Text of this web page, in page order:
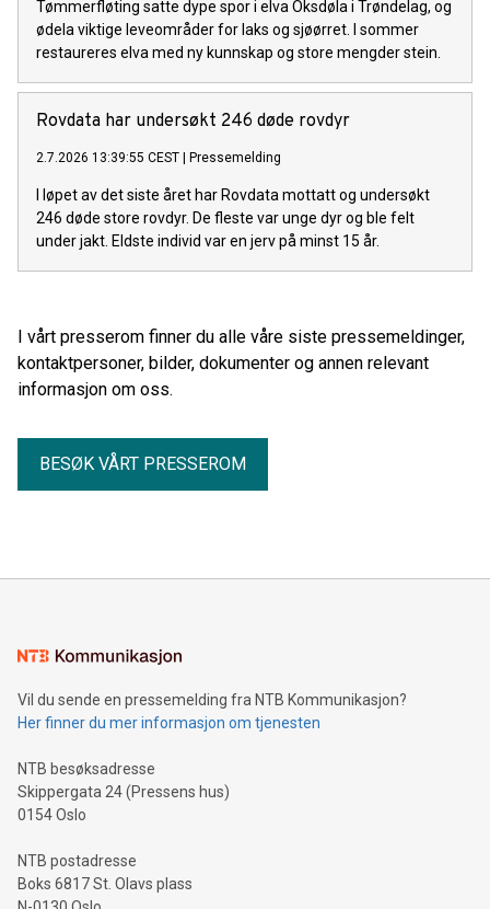
Tømmerfløting satte dype spor i elva Oksdøla i Trøndelag, og
ødela viktige leveområder for laks og sjøørret. I sommer
restaureres elva med ny kunnskap og store mengder stein.
Rovdata har undersøkt 246 døde rovdyr
2.7.2026 13:39:55 CEST Pressemelding
I løpet av det siste året har Rovdata mottatt og undersøkt
246 døde store rovdyr. De fleste var unge dyr og ble felt
under jakt. Eldste individ var en jerv på minst 15 år.
I vårt presserom finner du alle våre siste pressemeldinger,
kontaktpersoner, bilder, dokumenter og annen relevant
informasjon om oss.
BESØK VÅRT PRESSEROM
Vil du sende en pressemelding fra NTB Kommunikasjon?
Her finner du mer informasjon om tjenesten
NTB besøksadresse
Skippergata 24 (Pressens hus)
0154 Oslo
NTB postadresse
Boks 6817 St. Olavs plass